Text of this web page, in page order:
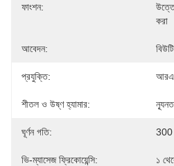
ফাংশন:
করা
আবেদন:
প্রযুক্তি:
শীতল ও উষ্ণ হ্যামার:
ঘূর্ণন গতি: 300
ভি-ম্যাসেজ ফ্রিকোয়েন্সি: ১